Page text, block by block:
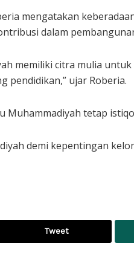
mengatakan
dalam
memiliki citra mulia
pendidikan,” ujar Roberia.
Muhammadiyah tetap
demi kepentingan
Tweet